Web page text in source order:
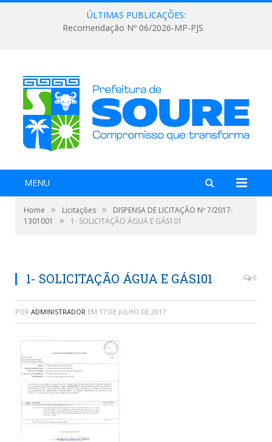
ÚLTIMAS PUBLICAÇÕES:
Recomendação Nº 06/2026-MP-PJS
MENU
Home » Licitações »
DISPENSA DE LICITAÇÃO Nº 7/2017-
1301001
» 1- SOLICITAÇÃO ÁGUA E GÁS101
1- SOLICITAÇÃO ÁGUA E GÁS101 0
POR ADMINISTRADOR EM 17 DE JULHO DE 2017